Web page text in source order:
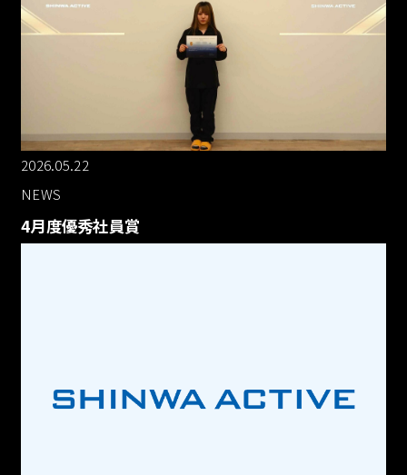
2026.05.22
NEWS
4月度優秀社員賞